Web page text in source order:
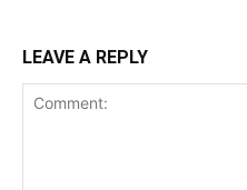
LEAVE A REPLY